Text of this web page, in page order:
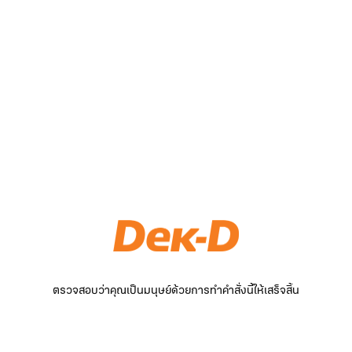
ตรวจสอบว่าคุณเป็นมนุษย์ด้วยการทำคำสั่งนี้ให้เสร็จสิ้น